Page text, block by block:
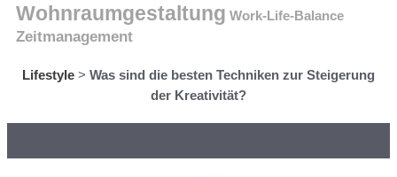
Wohnraumgestaltung Work-Life-Balance
Zeitmanagement
Lifestyle > Was sind die besten Techniken zur Steigerung
der Kreativität?